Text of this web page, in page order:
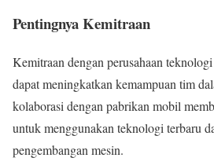
Pentingnya Kemitraan
Kemitraan dengan perusahaan
dapat meningkatkan kemampuan tim
kolaborasi dengan pabrikan mobil
untuk menggunakan teknologi terbaru
pengembangan mesin.